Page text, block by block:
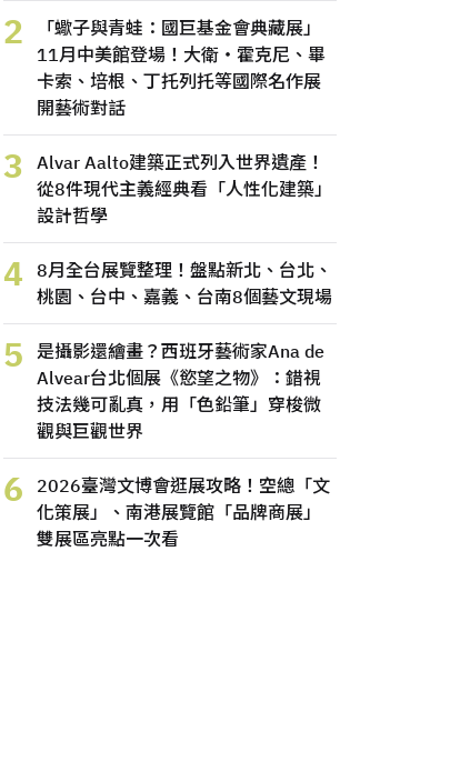
2
「蠍子與青蛙：國巨基金會典藏展」
11月中美館登場！大衛・霍克尼、畢
卡索、培根、丁托列托等國際名作展
開藝術對話
3
Alvar Aalto建築正式列入世界遺產！
從8件現代主義經典看「人性化建築」
設計哲學
4
8月全台展覽整理！盤點新北、台北、
桃園、台中、嘉義、台南8個藝文現場
5
是攝影還繪畫？西班牙藝術家Ana de
Alvear台北個展《慾望之物》：錯視
技法幾可亂真，用「色鉛筆」穿梭微
觀與巨觀世界
6
2026臺灣文博會逛展攻略！空總「文
化策展」、南港展覽館「品牌商展」
雙展區亮點一次看